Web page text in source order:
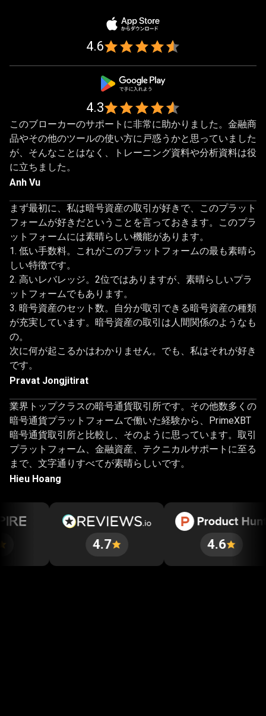
上
レ
ー
ダ
ー
か
ら
信
頼
さ
れ
て
い
ま
す
100万人以上のトレーダーから
信頼されています
4.6
4.3
このブローカーのサポートに非常に助かりました。金融商
品やその他のツールの使い方に戸惑うかと思っていました
が、そんなことはなく、トレーニング資料や分析資料は役
に立ちました。
Anh Vu
まず最初に、私は暗号資産の取引が好きで、このプラット
フォームが好きだということを言っておきます。このプラ
ットフォームには素晴らしい機能があります。
低い手数料。これがこのプラットフォームの最も素晴ら
しい特徴です。
高いレバレッジ。2位ではありますが、素晴らしいプラ
ットフォームでもあります。
暗号資産のセット数。自分が取引できる暗号資産の種類
が充実しています。暗号資産の取引は人間関係のようなも
の。
次に何が起こるかはわかりません。でも、私はそれが好き
です。
Pravat Jongjitirat
業界トップクラスの暗号通貨取引所です。その他数多くの
暗号通貨プラットフォームで働いた経験から、PrimeXBT
暗号通貨取引所と比較し、そのように思っています。取引
プラットフォーム、金融資産、テクニカルサポートに至る
まで、文字通りすべてが素晴らしいです。
Hieu Hoang